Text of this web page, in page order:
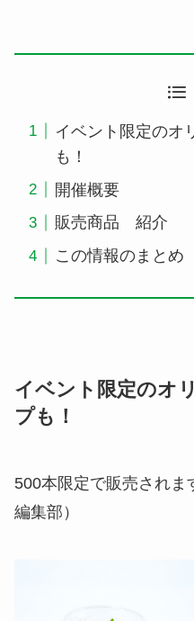
イベント限定のオ
も！
開催概要
販売商品 紹介
この情報のまとめ
イベント限定のオ
プも！
500本限定で販売されま
編集部）